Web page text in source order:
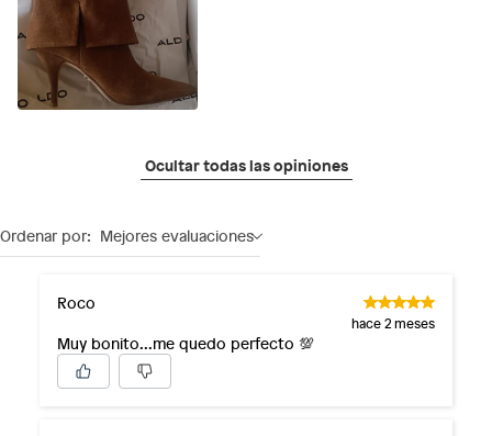
Ocultar todas las opiniones
Ordenar por: Mejores evaluaciones
Roco
hace 2 meses
Muy bonito...me quedo perfecto 💯